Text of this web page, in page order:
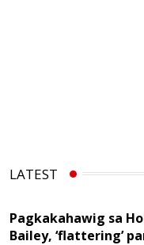
LATEST
Pagkakahawig sa
Bailey, ‘flattering’